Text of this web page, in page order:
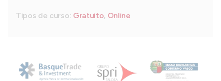
Tipos de curso: Gratuito, Online